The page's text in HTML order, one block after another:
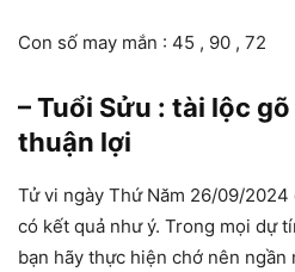
Con số may mắn : 45 , 90 , 72
– Tuổi Sửu : tài lộc
thuận lợi
Tử vi ngày Thứ Năm 26/09/
có kết quả như ý. Trong mọi dự
bạn hãy thực hiện chớ nên